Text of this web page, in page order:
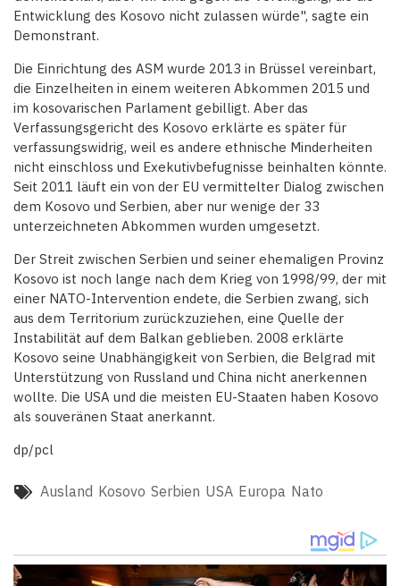
Entwicklung des Kosovo nicht zulassen würde", sagte ein
Demonstrant.
Die Einrichtung des ASM wurde 2013 in Brüssel vereinbart,
die Einzelheiten in einem weiteren Abkommen 2015 und
im kosovarischen Parlament gebilligt. Aber das
Verfassungsgericht des Kosovo erklärte es später für
verfassungswidrig, weil es andere ethnische Minderheiten
nicht einschloss und Exekutivbefugnisse beinhalten könnte.
Seit 2011 läuft ein von der EU vermittelter Dialog zwischen
dem Kosovo und Serbien, aber nur wenige der 33
unterzeichneten Abkommen wurden umgesetzt.
Der Streit zwischen Serbien und seiner ehemaligen Provinz
Kosovo ist noch lange nach dem Krieg von 1998/99, der mit
einer NATO-Intervention endete, die Serbien zwang, sich
aus dem Territorium zurückzuziehen, eine Quelle der
Instabilität auf dem Balkan geblieben. 2008 erklärte
Kosovo seine Unabhängigkeit von Serbien, die Belgrad mit
Unterstützung von Russland und China nicht anerkennen
wollte. Die USA und die meisten EU-Staaten haben Kosovo
als souveränen Staat anerkannt.
dp/pcl
Ausland Kosovo Serbien USA Europa Nato